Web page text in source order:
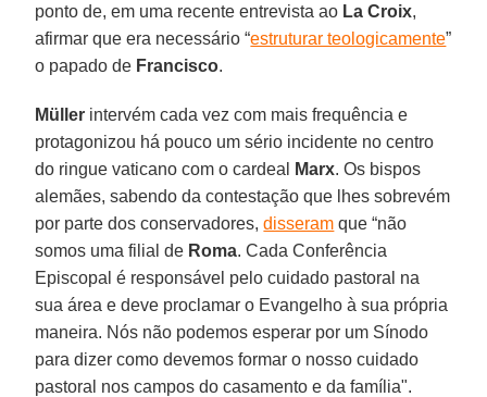
ponto de, em uma recente entrevista ao La Croix,
afirmar que era necessário “estruturar teologicamente”
o papado de Francisco.
Müller intervém cada vez com mais frequência e
protagonizou há pouco um sério incidente no centro
do ringue vaticano com o cardeal
Marx. Os bispos
alemães, sabendo da contestação que lhes sobrevém
por parte dos conservadores,disseram que “não
somos uma filial de Roma. Cada Conferência
Episcopal é responsável pelo cuidado pastoral na
sua área e deve proclamar o Evangelho à sua própria
maneira. Nós não podemos esperar por um Sínodo
para dizer como devemos formar o nosso cuidado
pastoral nos campos do casamento e da família".